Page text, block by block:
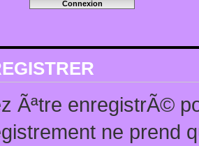
Ãªtre enregistrÃ©
ne prend